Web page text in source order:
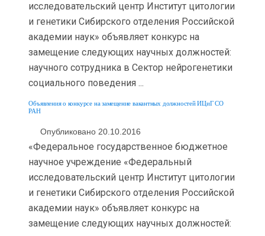
исследовательский центр Институт цитологии
и генетики Сибирского отделения Российской
академии наук» объявляет конкурс на
замещение следующих научных должностей:
научного сотрудника в Сектор нейрогенетики
социального поведения ...
Объявления о конкурсе на замещение вакантных должностей ИЦиГ СО
РАН
Опубликовано 20.10.2016
«Федеральное государственное бюджетное
научное учреждение «Федеральный
исследовательский центр Институт цитологии
и генетики Сибирского отделения Российской
академии наук» объявляет конкурс на
замещение следующих научных должностей: